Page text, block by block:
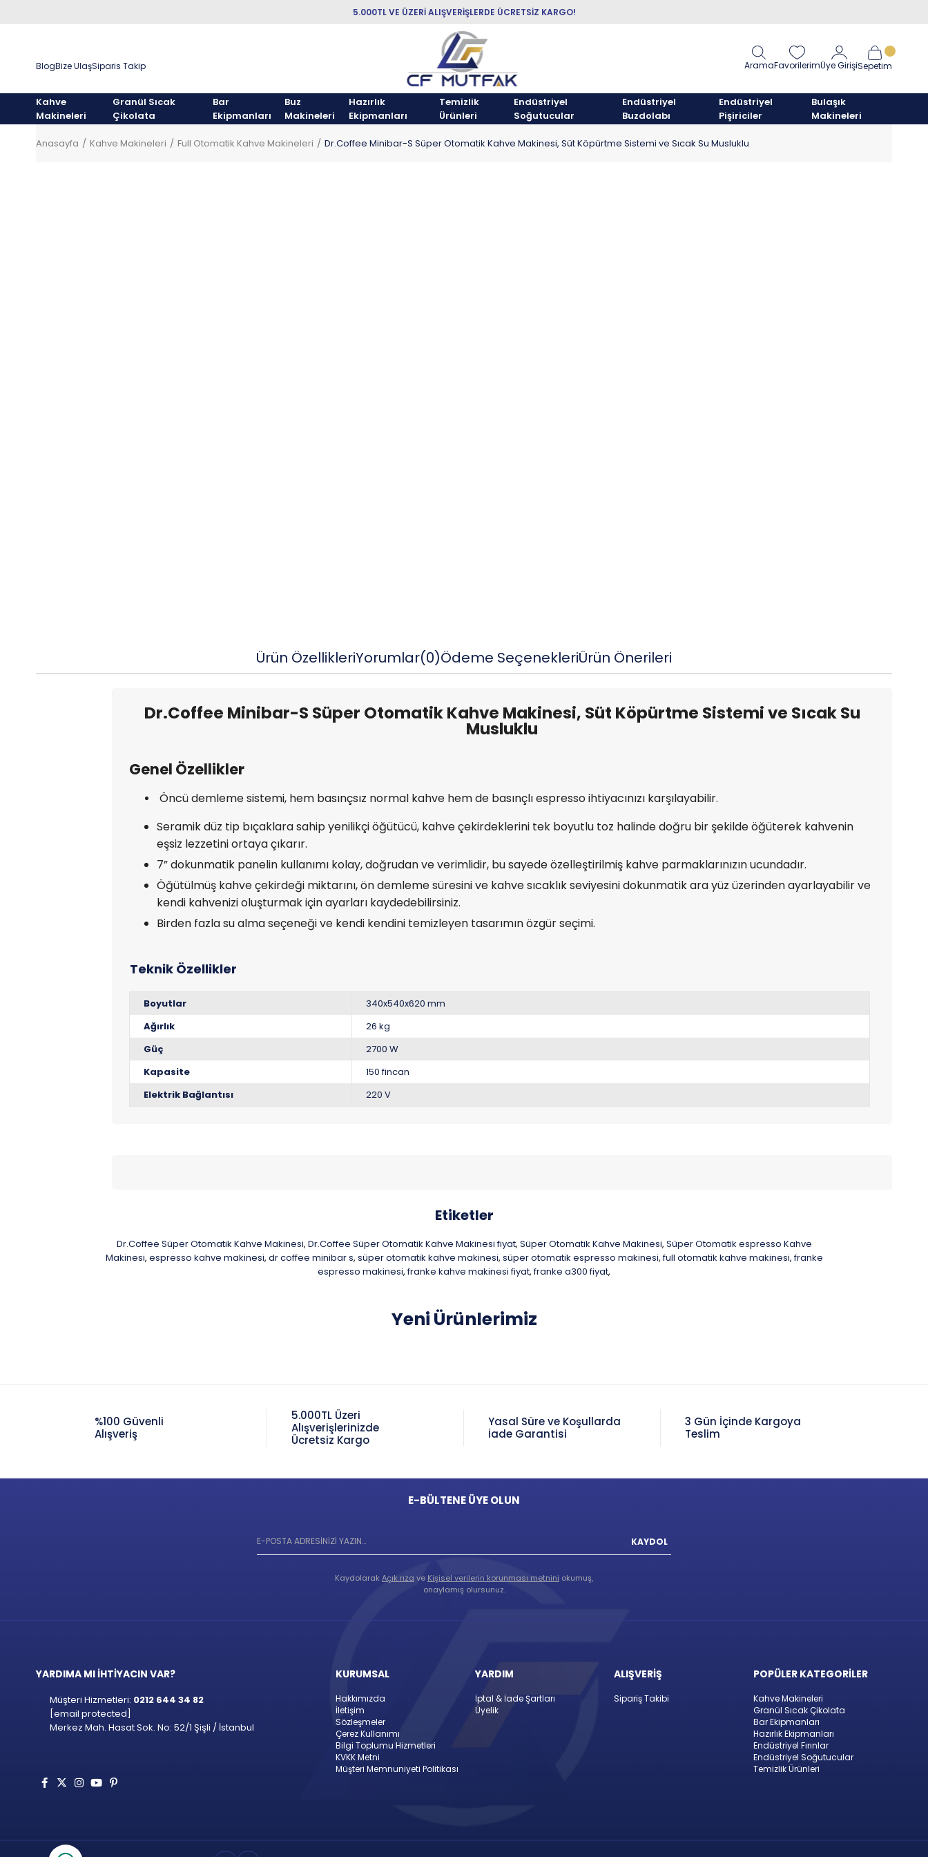
5.000TL VE ÜZERİ ALIŞVERİŞLERDE ÜCRETSİZ KARGO!
BlogBize UlaşSiparis Takip AramaFavorilerimÜye GirişiSepetim
Kahve
Makineleri
Granül Sıcak
Çikolata
Bar
Ekipmanları
Buz
Makineleri
Hazırlık
Ekipmanları
Temizlik
Ürünleri
Endüstriyel
Soğutucular
Endüstriyel
Buzdolabı
Endüstriyel
Pişiriciler
Bulaşık
Makineleri
Anasayfa Kahve Makineleri Full Otomatik Kahve Makineleri Dr.Coffee Minibar-S Süper Otomatik Kahve Makinesi, Süt Köpürtme Sistemi ve Sıcak Su Musluklu
Ürün ÖzellikleriYorumlar(0)Ödeme SeçenekleriÜrün Önerileri
Dr.Coffee Minibar-S Süper Otomatik Kahve Makinesi, Süt Köpürtme Sistemi ve Sıcak Su
Musluklu
Genel Özellikler
Öncü demleme sistemi, hem basınçsız normal kahve hem de basınçlı espresso ihtiyacınızı karşılayabilir.
Seramik düz tip bıçaklara sahip yenilikçi öğütücü, kahve çekirdeklerini tek boyutlu toz halinde doğru bir şekilde öğüterek kahvenin
eşsiz lezzetini ortaya çıkarır.
7” dokunmatik panelin kullanımı kolay, doğrudan ve verimlidir, bu sayede özelleştirilmiş kahve parmaklarınızın ucundadır.
Öğütülmüş kahve çekirdeği miktarını, ön demleme süresini ve kahve sıcaklık seviyesini dokunmatik ara yüz üzerinden ayarlayabilir ve
kendi kahvenizi oluşturmak için ayarları kaydedebilirsiniz.
Birden fazla su alma seçeneği ve kendi kendini temizleyen tasarımın özgür seçimi.
Boyutlar
340x540x620 mm
Ağırlık
26 kg
Güç
2700 W
Kapasite
150 fincan
Elektrik Bağlantısı
220 V
Etiketler
Dr.Coffee Süper Otomatik Kahve Makinesi, Dr.Coffee Süper Otomatik Kahve Makinesi fiyat, Süper Otomatik Kahve Makinesi, Süper Otomatik espresso Kahve
Makinesi, espresso kahve makinesi, dr coffee minibar s, süper otomatik kahve makinesi, süper otomatik espresso makinesi, full otomatik kahve makinesi, franke
espresso makinesi, franke kahve makinesi fiyat, franke a300 fiyat,
Yeni Ürünlerimiz
%100 Güvenli
Alışveriş
5.000TL Üzeri
Alışverişlerinizde
Ücretsiz Kargo
Yasal Süre ve Koşullarda
İade Garantisi
3 Gün İçinde Kargoya
Teslim
E-BÜLTENE ÜYE OLUN
KAYDOL
KaydolarakAçık rıza ve Kişisel verilerin korunması metnini okumuş,
onaylamış olursunuz.
YARDIMA MI İHTİYACIN VAR?
Müşteri Hizmetleri: 0212 644 34 82
[email protected]
Merkez Mah. Hasat Sok. No: 52/1 Şişli / İstanbul
KURUMSAL
Hakkımızda
İletişim
Sözleşmeler
Çerez Kullanımı
Bilgi Toplumu Hizmetleri
KVKK Metni
Müşteri Memnuniyeti Politikası
YARDIM
İptal & İade Şartları
Üyelik
ALIŞVERİŞ
Sipariş Takibi
POPÜLER KATEGORİLER
Kahve Makineleri
Granül Sıcak Çikolata
Bar Ekipmanları
Hazırlık Ekipmanları
Endüstriyel Fırınlar
Endüstriyel Soğutucular
Temizlik Ürünleri